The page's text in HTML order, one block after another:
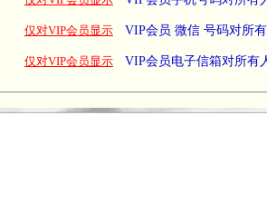
仅对VIP会员显示 VIP会员 微信 号码对所
仅对VIP会员显示 VIP会员电子信箱对所有